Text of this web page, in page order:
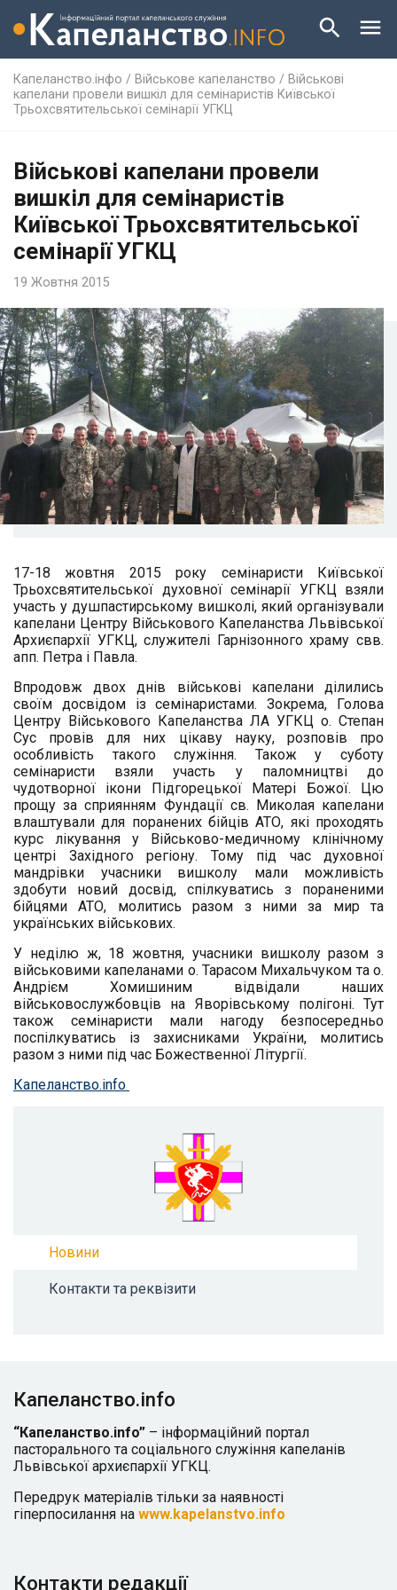
Капеланство.інфо / Військове капеланство / Військові
капелани провели вишкіл для семінаристів Київської
Трьохсвятительської семінарії УГКЦ
Військові капелани провели
вишкіл для семінаристів
Київської Трьохсвятительської
семінарії УГКЦ
19 Жовтня 2015
17-18 жовтня 2015 року семінаристи Київської
Трьохсвятительської духовної семінарії УГКЦ взяли
участь у душпастирському вишколі, який організували
капелани Центру Військового Капеланства Львівської
Архиєпархії УГКЦ, служителі Гарнізонного храму свв.
апп. Петра і Павла.
Впродовж двох днів військові капелани ділились
своїм досвідом із семінаристами. Зокрема, Голова
Центру Військового Капеланства ЛА УГКЦ о. Степан
Сус провів для них цікаву науку, розповів про
особливість такого служіння. Також у суботу
семінаристи взяли участь у паломництві до
чудотворної ікони Підгорецької Матері Божої. Цю
прощу за сприянням Фундації св. Миколая капелани
влаштували для поранених бійців АТО, які проходять
курс лікування у Військово-медичному клінічному
центрі Західного регіону. Тому під час духовної
мандрівки учасники вишколу мали можливість
здобути новий досвід, спілкуватись з пораненими
бійцями АТО, молитись разом з ними за мир та
українських військових.
У неділю ж, 18 жовтня, учасники вишколу разом з
військовими капеланами о. Тарасом Михальчуком та о.
Андрієм Хомишиним відвідали наших
військовослужбовців на Яворівському полігоні. Тут
також семінаристи мали нагоду безпосередньо
поспілкуватись із захисниками України, молитись
разом з ними під час Божественної Літургії.
Капеланство.info
Новини
Контакти та реквізити
Капеланство.info
“Капеланство.info” – інформаційний портал
пасторального та соціального служіння капеланів
Львівської архиєпархії УГКЦ.
Передрук матеріалів тільки за наявності
гіперпосилання на www.kapelanstvo.info
Контакти редакції